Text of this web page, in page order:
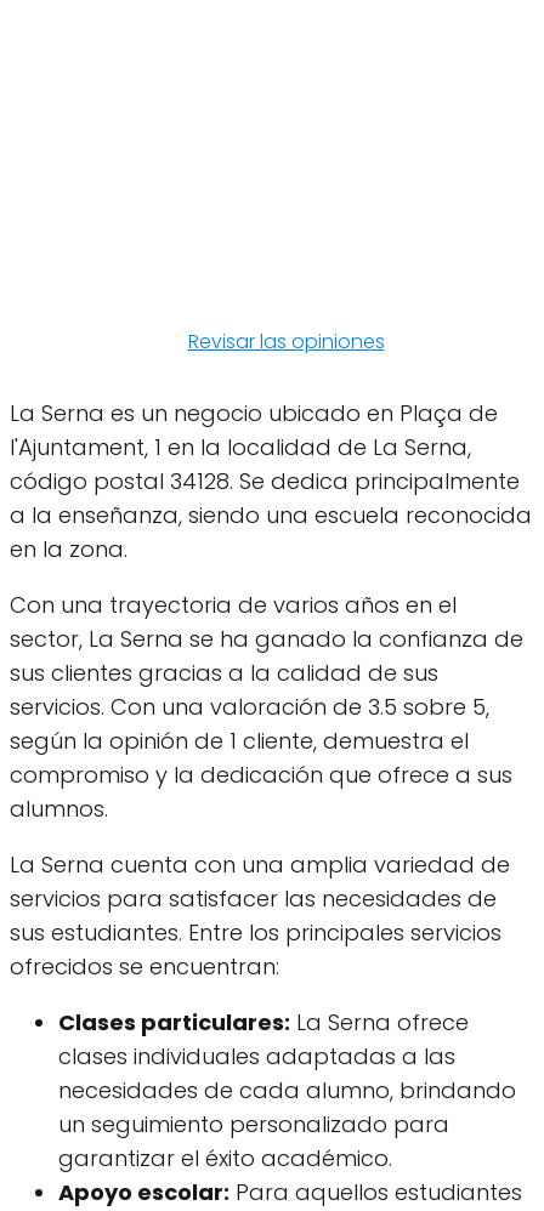
Revisar las opiniones
La Serna es un negocio ubicado en Plaça de
l'Ajuntament, 1 en la localidad de La Serna,
código postal 34128. Se dedica principalmente
a la enseñanza, siendo una escuela reconocida
en la zona.
Con una trayectoria de varios años en el
sector, La Serna se ha ganado la confianza de
sus clientes gracias a la calidad de sus
servicios. Con una valoración de 3.5 sobre 5,
según la opinión de 1 cliente, demuestra el
compromiso y la dedicación que ofrece a sus
alumnos.
La Serna cuenta con una amplia variedad de
servicios para satisfacer las necesidades de
sus estudiantes. Entre los principales servicios
ofrecidos se encuentran:
Clases particulares: La Serna ofrece
clases individuales adaptadas a las
necesidades de cada alumno, brindando
un seguimiento personalizado para
garantizar el éxito académico.
Apoyo escolar: Para aquellos estudiantes